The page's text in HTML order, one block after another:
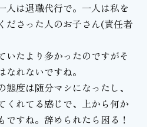
人は退職代行で。一人は私を
ださった人のお子さん(責任者
いたより多かったのですがそ
れないですね。
度は随分マシになったし、
くれてる感じで、上から何か
ですね。辞められたら困る！